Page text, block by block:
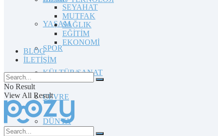
YAŞAM
SPOR
KÜLTÜR/SANAT
ÇEVRE
DÜNYA
SEYAHAT
MUTFAK
SAĞLIK
EĞİTİM
EKONOMİ
BLOG
İLETİŞİM
No Result
View All Result